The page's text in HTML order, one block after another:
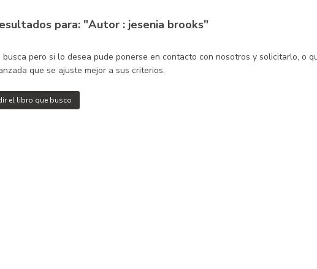
para: "Autor : jesenia brooks"
pero si lo desea pude ponerse en contacto con nosotros y solicitarlo, o
que se ajuste mejor a sus criterios.
el libro que busco